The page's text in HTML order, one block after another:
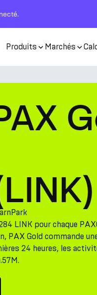
Produits Marchés
LINK pour chaque
PAX Gold commande
24 heures, les